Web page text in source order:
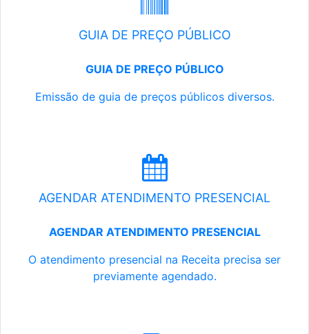
GUIA DE PREÇO PÚBLICO
GUIA DE PREÇO PÚBLICO
Emissão de guia de preços públicos diversos.
AGENDAR ATENDIMENTO PRESENCIAL
AGENDAR ATENDIMENTO PRESENCIAL
O atendimento presencial na Receita precisa ser
previamente agendado.